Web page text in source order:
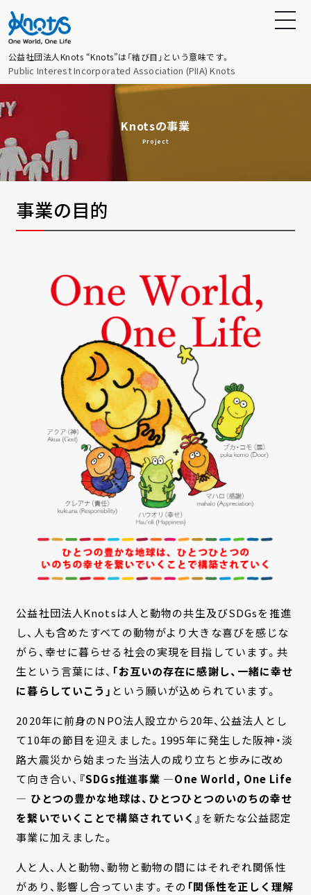
公益社団法人Knots “Knots”は「結び目」という意味です。
Public Interest Incorporated Association (PIIA) Knots
Knotsの事業
Project
事業の目的
公益社団法人Knotsは人と動物の共生及びSDGsを推進
し、人も含めたすべての動物がより大きな喜びを感じな
がら、幸せに暮らせる社会の実現を目指しています。共
生という言葉には、 「お互いの存在に感謝し、一緒に幸せ
に暮らしていこう」 という願いが込められています。
2020年に前身のNPO法人設立から20年、公益法人とし
て10年の節目を迎えました。1995年に発生した阪神・淡
路大震災から始まった当法人の成り立ちと歩みに改め
て向き合い、 『SDGs推進事業 —One World, One Life
— ひとつの豊かな地球は、ひとつひとつのいのちの幸せ
を繋いでいくことで構築されていく』 を新たな公益認定
事業に加えました。
人と人、人と動物、動物と動物の間にはそれぞれ関係性
があり、影響し合っています。その 「関係性を正しく理解